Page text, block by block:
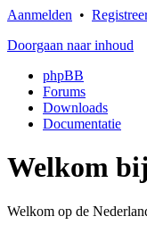
Aanmelden •
Doorgaan naar inhoud
phpBB
Forums
Downloads
Documentatie
Welkom
Welkom op de